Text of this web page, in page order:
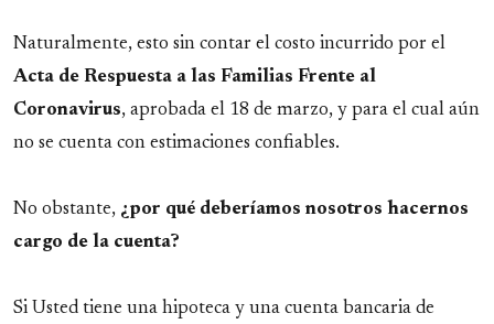
Naturalmente, esto sin contar el costo incurrido por el
Acta de Respuesta a las Familias Frente al
Coronavirus, aprobada el 18 de marzo, y para el cual aún
no se cuenta con estimaciones confiables.
No obstante, ¿por qué deberíamos nosotros hacernos
cargo de la cuenta?
Si Usted tiene una hipoteca y una cuenta bancaria de